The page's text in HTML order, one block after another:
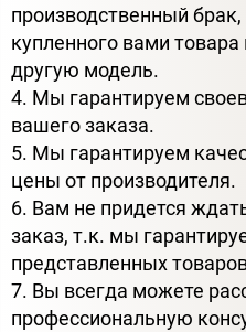
производственный
купленного вами
другую модель.
4. Мы гарантируем
вашего заказа.
5. Мы гарантируем
цены от производителя.
6. Вам не придется
заказ, т.к. мы
представленных
7. Вы всегда можете
профессиональную